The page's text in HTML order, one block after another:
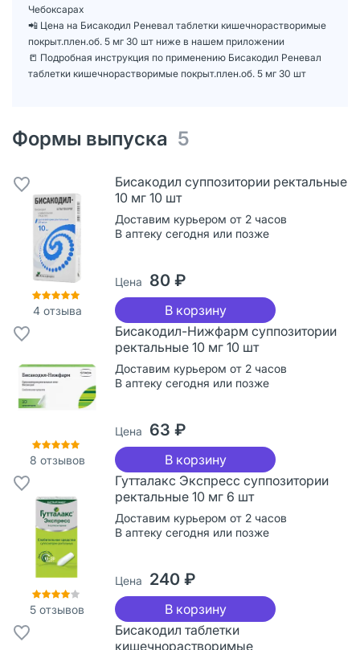
Чебоксарах
📲 Цена на Бисакодил Реневал таблетки кишечнорастворимые
покрыт.плен.об. 5 мг 30 шт ниже в нашем приложении
📒 Подробная инструкция по применению Бисакодил Реневал
таблетки кишечнорастворимые покрыт.плен.об. 5 мг 30 шт
Формы выпуска 5
4отзыва
Бисакодил суппозитории ректальные
10 мг 10 шт
Доставим курьером от 2 часов
В аптеку сегодня или позже
Цена 80 ₽
В корзину
8 отзывов
Бисакодил-Нижфарм суппозитории
ректальные 10 мг 10 шт
Доставим курьером от 2 часов
В аптеку сегодня или позже
Цена 63 ₽
В корзину
5 отзывов
Гутталакс Экспресс суппозитории
ректальные 10 мг 6 шт
Доставим курьером от 2 часов
В аптеку сегодня или позже
Цена 240 ₽
В корзину
Бисакодил таблетки
кишечнорастворимые